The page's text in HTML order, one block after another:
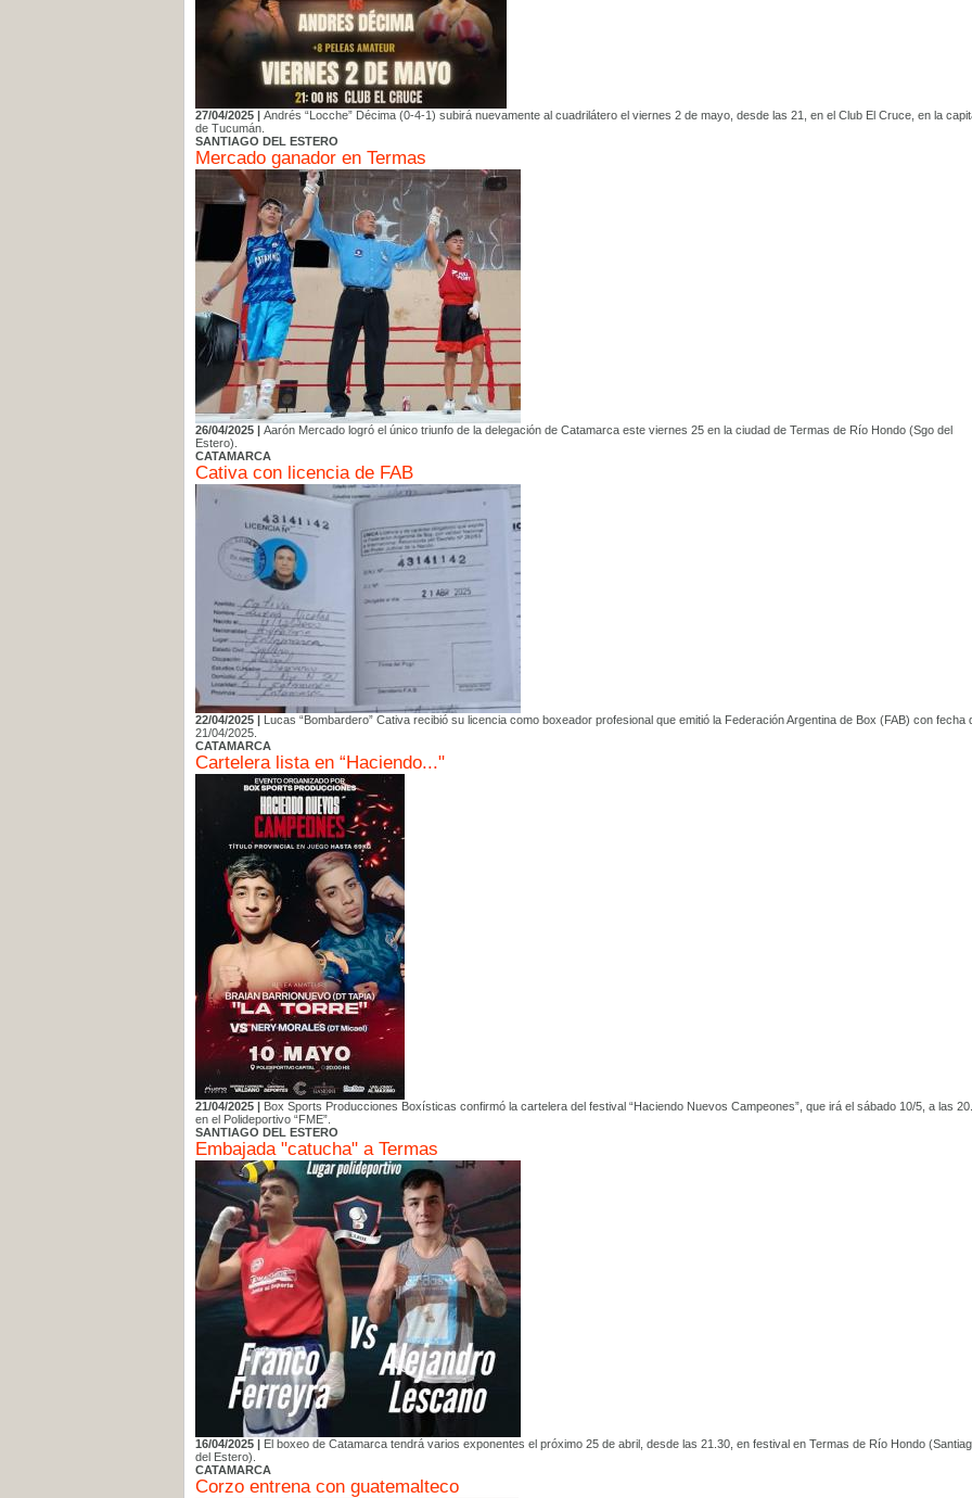
27/04/2025 | Andrés “Locche” Décima (0-4-1) subirá nuevamente al cuadrilátero el viernes 2 de mayo, desde las 21, en el Club El Cruce, en la
de Tucumán.
SANTIAGO DEL ESTERO
Mercado ganador en Termas
26/04/2025 | Aarón Mercado logró el único triunfo de la delegación de Catamarca este viernes 25 en la ciudad de Termas de Río Hondo (Sgo del
Estero).
CATAMARCA
Cativa con licencia de FAB
22/04/2025 | Lucas “Bombardero” Cativa recibió su licencia como boxeador profesional que emitió la Federación Argentina de Box (FAB) con fecha
21/04/2025.
CATAMARCA
Cartelera lista en “Haciendo..."
21/04/2025 | Box Sports Producciones Boxísticas confirmó la cartelera del festival “Haciendo Nuevos Campeones”, que irá el sábado 10/5, a las
en el Polideportivo “FME”.
SANTIAGO DEL ESTERO
Embajada "catucha" a Termas
16/04/2025 | El boxeo de Catamarca tendrá varios exponentes el próximo 25 de abril, desde las 21.30, en festival en Termas de Río Hondo
del Estero).
CATAMARCA
Corzo entrena con guatemalteco